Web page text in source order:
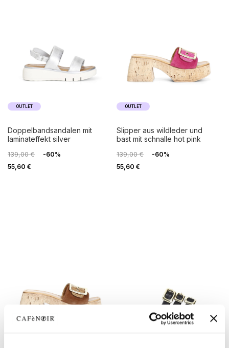
OUTLET
doppelbandsandalen mit
laminateffekt silver
139,00 €
-60%
55,60 €
OUTLET
slipper aus wildleder und
bast mit schnalle hot pink
139,00 €
-60%
55,60 €